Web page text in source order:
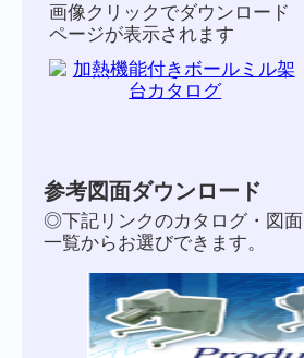
画像クリックでダウンロード
ページが表示されます
参考図面ダウンロード
◎下記リンクのカタログ・図面
一覧からお選びできます。